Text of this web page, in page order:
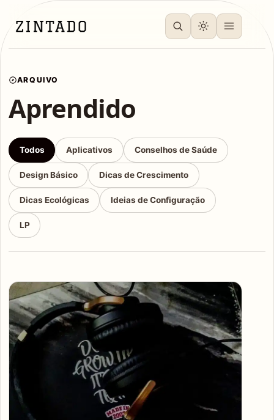
ARQUIVO
Aprendido
Todos Aplicativos Conselhos de Saúde
Design Básico Dicas de Crescimento
Dicas Ecológicas Ideias de Configuração
LP
Articles